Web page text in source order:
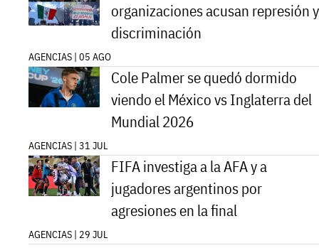
organizaciones acusan represión y
discriminación
AGENCIAS | 05 AGO
Cole Palmer se quedó dormido
viendo el México vs Inglaterra del
Mundial 2026
AGENCIAS | 31 JUL
FIFA investiga a la AFA y a
jugadores argentinos por
agresiones en la final
AGENCIAS | 29 JUL